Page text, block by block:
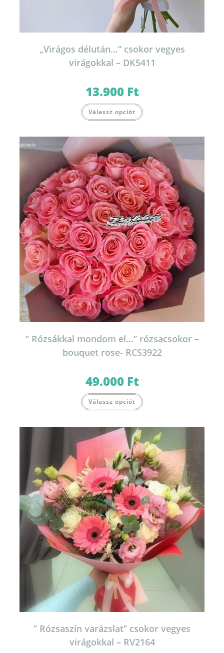
„Virágos délután…” csokor vegyes
virágokkal – DK5411
13.900 Ft
Válassz opciót
” Rózsákkal mondom el…” rózsacsokor –
bouquet rose- RCS3922
49.000 Ft
Válassz opciót
” Rózsaszín varázslat” csokor vegyes
virágokkal – RV2164